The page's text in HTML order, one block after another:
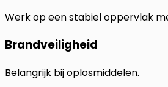
Werk op een stabiel oppervlak
Brandveiligheid
Belangrijk bij oplosmiddelen.